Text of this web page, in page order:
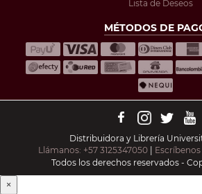
Lista de Deseos
MÉTODOS DE
Distribuidora y Librería
Llámanos: +57 3125347050
Todos los derechos reservados -
×